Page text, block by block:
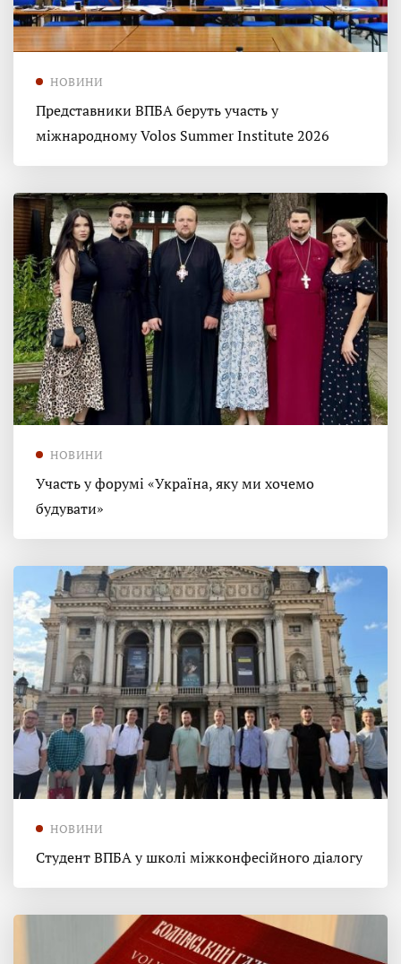
НОВИНИ
Представники ВПБА беруть участь у
міжнародному Volos Summer Institute 2026
НОВИНИ
Участь у форумі «Україна, яку ми хочемо
будувати»
НОВИНИ
Студент ВПБА у школі міжконфесійного діалогу